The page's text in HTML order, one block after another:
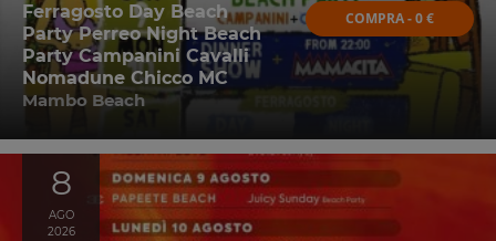
Ferragosto Day Beach
Party Perreo Night Beach
Party Campanini Cavalli
Nomadune Chicco MC
Mambo Beach
COMPRA - 0 €
8
AGO
2026